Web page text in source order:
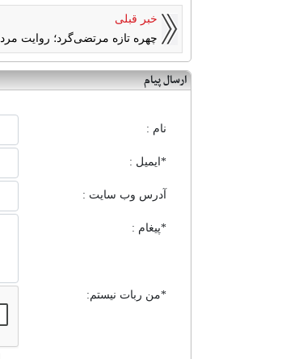
خبر قبلی
چهره تازه مرتضی‌گرد؛ روایت
ارسال پیام
نام :
*ایمیل :
آدرس وب سایت :
*پیغام :
*من ربات نیستم: